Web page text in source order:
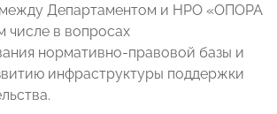
Департаментом и НРО «ОПОРА
в вопросах
нормативно-правовой базы и
инфраструктуры поддержки